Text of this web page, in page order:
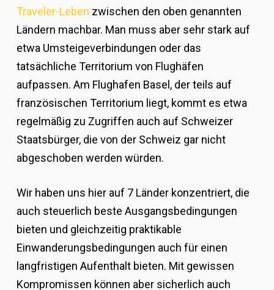
Traveler-Leben zwischen den oben genannten
Ländern machbar. Man muss aber sehr stark auf
etwa Umsteigeverbindungen oder das
tatsächliche Territorium von Flughäfen
aufpassen. Am Flughafen Basel, der teils auf
französischen Territorium liegt, kommt es etwa
regelmäßig zu Zugriffen auch auf Schweizer
Staatsbürger, die von der Schweiz gar nicht
abgeschoben werden würden.
Wir haben uns hier auf 7 Länder konzentriert, die
auch steuerlich beste Ausgangsbedingungen
bieten und gleichzeitig praktikable
Einwanderungsbedingungen auch für einen
langfristigen Aufenthalt bieten. Mit gewissen
Kompromissen können aber sicherlich auch